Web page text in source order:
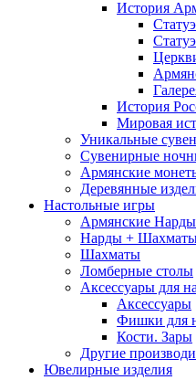
История
История
Мировая
Уникальные
Сувенирные
Армянские
Деревянные
Настольные игры
Армянские Нарды
Нарды +
Шахматы
Ломберные столы
Аксессуары для
Аксессуары
Фишки для
Кости. Зары
Другие
Ювелирные изделия